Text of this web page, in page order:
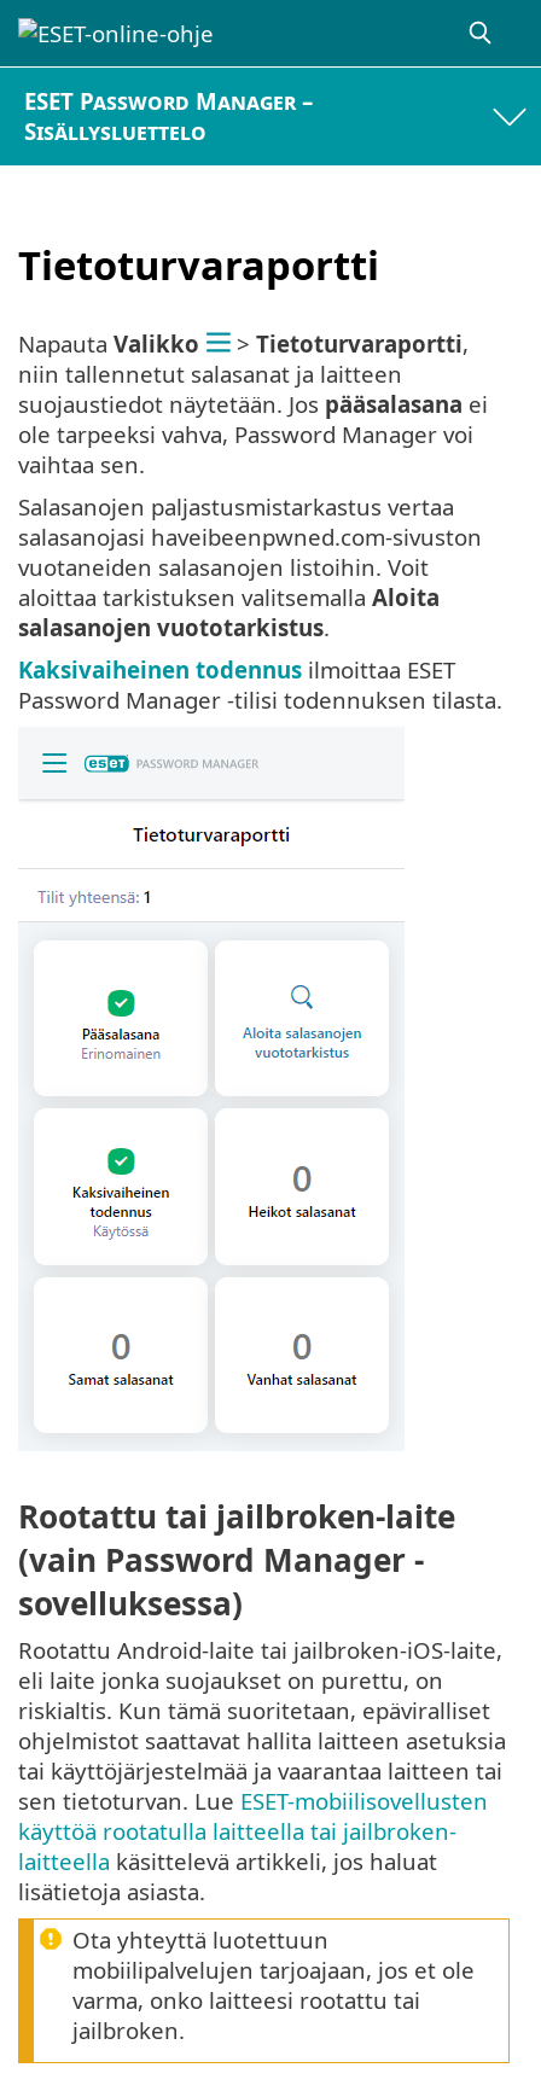
ESET Password Manager –
Sisällysluettelo
Tietoturvaraportti
Napauta Valikko > Tietoturvaraportti,
niin tallennetut salasanat ja laitteen
suojaustiedot näytetään. Jos pääsalasana ei
ole tarpeeksi vahva, Password Manager voi
vaihtaa sen.
Salasanojen paljastusmistarkastus vertaa
salasanojasi haveibeenpwned.com-sivuston
vuotaneiden salasanojen listoihin. Voit
aloittaa tarkistuksen valitsemalla Aloita
salasanojen vuototarkistus.
Kaksivaiheinen todennus ilmoittaa ESET
Password Manager -tilisi todennuksen tilasta.
Rootattu tai jailbroken-laite
(vain Password Manager -
sovelluksessa)
Rootattu Android-laite tai jailbroken-iOS-laite,
eli laite jonka suojaukset on purettu, on
riskialtis. Kun tämä suoritetaan, epäviralliset
ohjelmistot saattavat hallita laitteen asetuksia
tai käyttöjärjestelmää ja vaarantaa laitteen tai
sen tietoturvan. Lue ESET-mobiilisovellusten
käyttöä rootatulla laitteella tai jailbroken-
laitteella käsittelevä artikkeli, jos haluat
lisätietoja asiasta.
Ota yhteyttä luotettuun
mobiilipalvelujen tarjoajaan, jos et ole
varma, onko laitteesi rootattu tai
jailbroken.